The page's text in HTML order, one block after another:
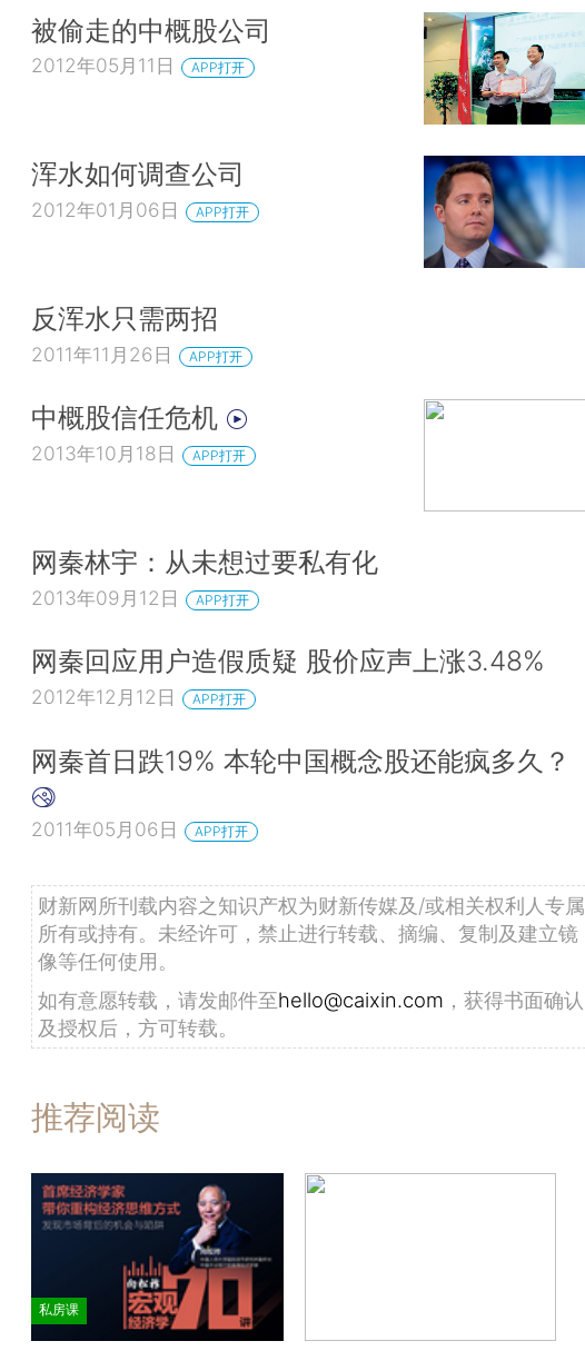
被偷走的中概股公司
2012年05月11日 APP打开
浑水如何调查公司
2012年01月06日 APP打开
反浑水只需两招
2011年11月26日 APP打开
中概股信任危机
2013年10月18日 APP打开
网秦林宇：从未想过要私有化
2013年09月12日 APP打开
网秦回应用户造假质疑 股价应声上涨3.48%
2012年12月12日 APP打开
网秦首日跌19% 本轮中国概念股还能疯多久？
2011年05月06日 APP打开
财新网所刊载内容之知识产权为财新传媒及/或相关权利人专属
所有或持有。未经许可，禁止进行转载、摘编、复制及建立镜
像等任何使用。
如有意愿转载，请发邮件至hello@caixin.com ，获得书面确认
及授权后，方可转载。
推荐阅读
私房课